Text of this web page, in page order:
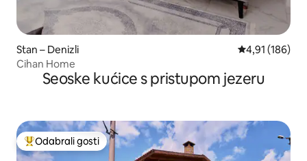
Stan – Denizli Prosječna
4,91 (186)
Cihan Home
Seoske kućice s pristupom jezeru
Među najviše rangiranima s oznakom „Odabrali gosti”
Odabrali gosti